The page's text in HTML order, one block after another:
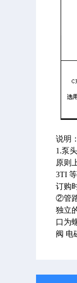
说明
1.泵
原则
3TI
订购
②管
独立
口为
阀 电